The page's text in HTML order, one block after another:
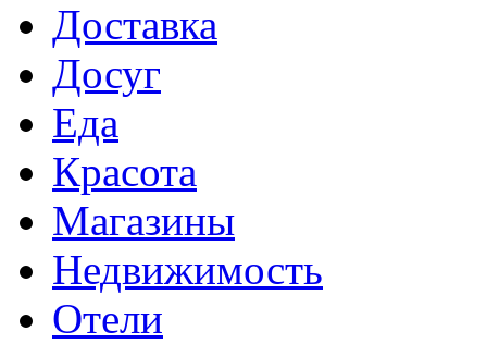
Доставка
Досуг
Еда
Красота
Магазины
Недвижимость
Отели